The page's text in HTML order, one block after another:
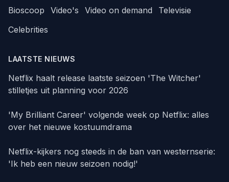
Bioscoop
Video's Video on demand
Televisie
Celebrities
LAATSTE NIEUWS
Netflix haalt release laatste seizoen 'The Witcher'
stilletjes uit planning voor 2026
'My Brilliant Career' volgende week op Netflix: alles
over het nieuwe kostuumdrama
Netflix-kijkers nog steeds in de ban van westernserie:
'Ik heb een nieuw seizoen nodig!'